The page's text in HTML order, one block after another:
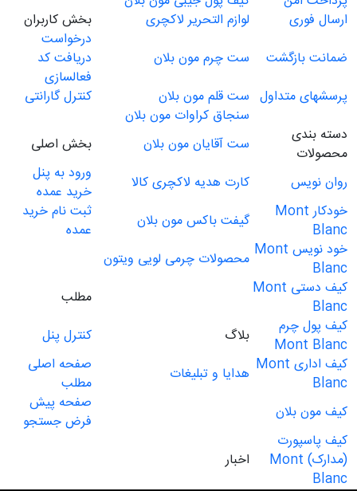
ارسال فوری
لوازم التحریر لاکچری
بخش کاربران
ضمانت بازگشت
ست چرم مون بلان
درخواست
دریافت کد
فعالسازی
پرسشهای متداول ست قلم مون بلان
کنترل گارانتی
سنجاق کراوات مون بلان
دسته بندی
محصولات
ست آقایان مون بلان
بخش اصلی
روان نویس
کارت هدیه لاکچری کالا
ورود به پنل
خرید عمده
خودکار Mont
Blanc
گیفت باکس مون بلان
ثبت نام خرید
عمده
خود نویس Mont
Blanc
محصولات چرمی لویی ویتون
کیف دستی Mont
Blanc
مطلب
کیف پول چرم
Mont Blanc
بلاگ
کنترل پنل
کیف اداری Mont
Blanc
هدایا و تبلیغات
صفحه اصلی
مطلب
کیف مون بلان
صفحه پیش
فرض جستجو
کیف پاسپورت
(مدارک) Mont
Blanc
اخبار